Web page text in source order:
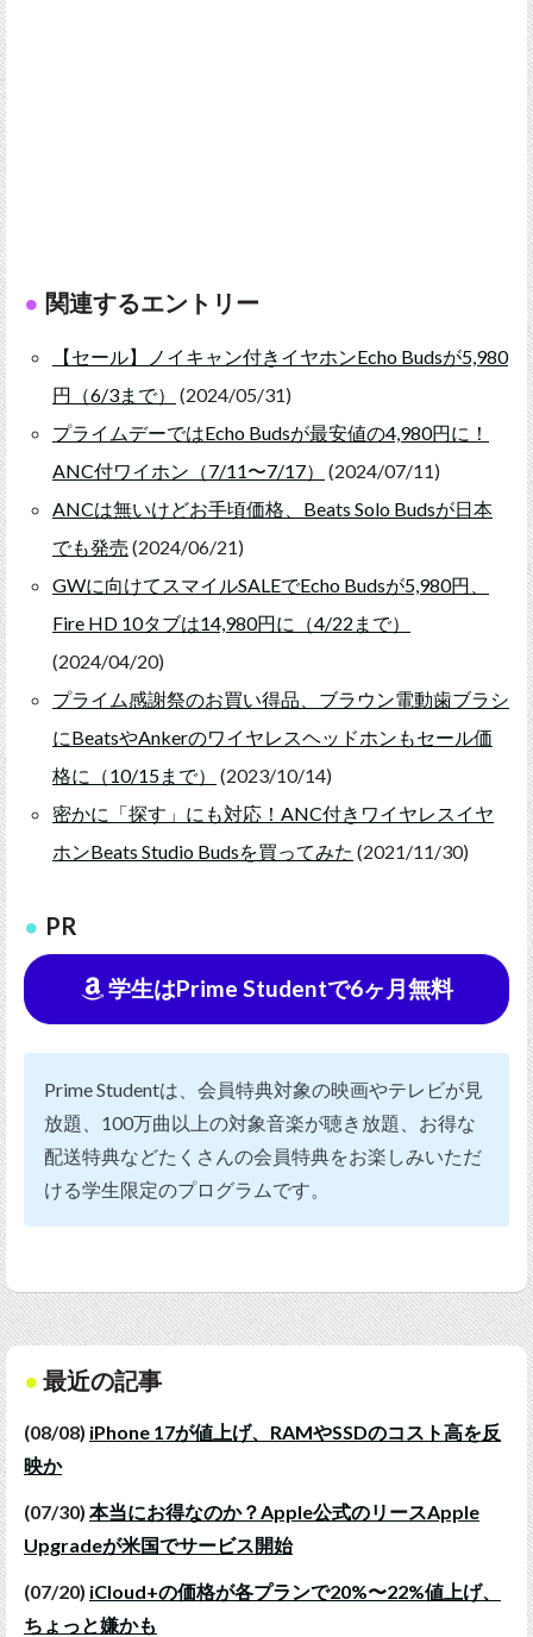
関連するエントリー
【セール】ノイキャン付きイヤホンEcho Budsが5,980
円（6/3まで）
(2024/05/31)
プライムデーではEcho Budsが最安値の4,980円に！
ANC付ワイホン（7/11〜7/17）
(2024/07/11)
ANCは無いけどお手頃価格、Beats Solo Budsが日本
でも発売 (2024/06/21)
GWに向けてスマイルSALEでEcho Budsが5,980円、
Fire HD 10タブは14,980円に（4/22まで）
(2024/04/20)
プライム感謝祭のお買い得品、ブラウン電動歯ブラシ
にBeatsやAnkerのワイヤレスヘッドホンもセール価
格に（10/15まで）
(2023/10/14)
密かに「探す」にも対応！ANC付きワイヤレスイヤ
ホンBeats Studio Budsを買ってみた (2021/11/30)
PR
学生はPrime Studentで6ヶ月無料
Prime Studentは、会員特典対象の映画やテレビが見
放題、100万曲以上の対象音楽が聴き放題、お得な
配送特典などたくさんの会員特典をお楽しみいただ
ける学生限定のプログラムです。
最近の記事
(08/08) iPhone 17が値上げ、RAMやSSDのコスト高を反
映か
(07/30) 本当にお得なのか？Apple公式のリースApple
Upgradeが米国でサービス開始
(07/20) iCloud+の価格が各プランで20%〜22%値上げ、
ちょっと嫌かも